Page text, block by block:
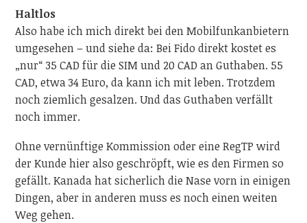
Haltlos
Also habe ich mich direkt bei den Mobilfunkanbietern
umgesehen – und siehe da: Bei Fido direkt kostet es
„nur“ 35 CAD für die SIM und 20 CAD an Guthaben. 55
CAD, etwa 34 Euro, da kann ich mit leben. Trotzdem
noch ziemlich gesalzen. Und das Guthaben verfällt
noch immer.
Ohne vernünftige Kommission oder eine RegTP wird
der Kunde hier also geschröpft, wie es den Firmen so
gefällt. Kanada hat sicherlich die Nase vorn in einigen
Dingen, aber in anderen muss es noch einen weiten
Weg gehen.